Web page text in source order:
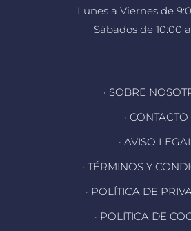
Lunes a Viernes de
Sábados de 10:00
· SOBRE
· CONTACTO
· AVISO
· TÉRMINOS Y
· POLÍTICA DE
· POLÍTICA DE